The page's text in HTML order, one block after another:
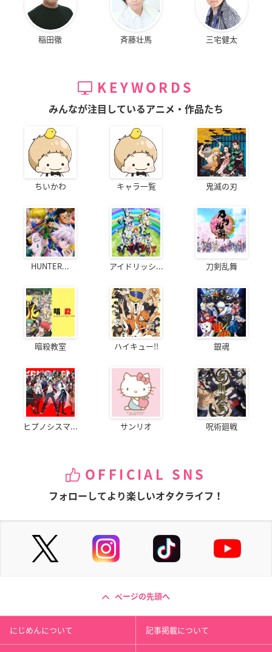
稲田徹 斉藤壮馬 三宅健太
KEYWORDS
みんなが注目しているアニメ・作品たち
ちいかわ キャラ一覧 鬼滅の刃
HUNTER... アイドリッシ... 刀剣乱舞
暗殺教室 ハイキュー!! 銀魂
ヒプノシスマ... サンリオ 呪術廻戦
OFFICIAL SNS
フォローしてより楽しいオタクライフ！
ページの先頭へ
にじめんについて 記事掲載について